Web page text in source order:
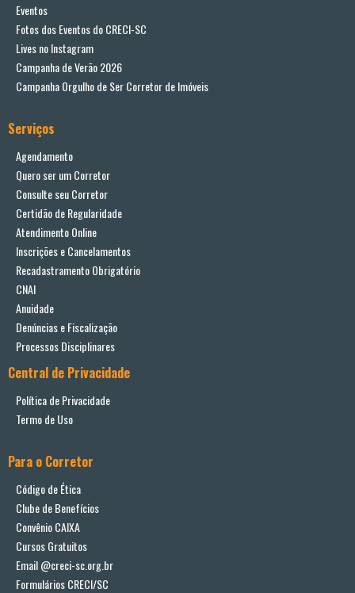
Eventos
Fotos dos Eventos do CRECI-SC
Lives no Instagram
Campanha de Verão 2026
Campanha Orgulho de Ser Corretor de Imóveis
Serviços
Agendamento
Quero ser um Corretor
Consulte seu Corretor
Certidão de Regularidade
Atendimento Online
Inscrições e Cancelamentos
Recadastramento Obrigatório
CNAI
Anuidade
Denúncias e Fiscalização
Processos Disciplinares
Central de Privacidade
Política de Privacidade
Termo de Uso
Para o Corretor
Código de Ética
Clube de Benefícios
Convênio CAIXA
Cursos Gratuitos
Email @creci-sc.org.br
Formulários CRECI/SC